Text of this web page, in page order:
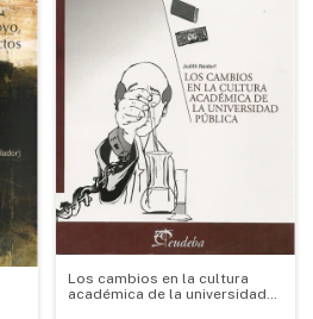
Los cambios en la cultura
académica de la universidad